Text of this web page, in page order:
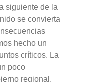
siguiente de la
se convierta
hecho un
críticos. La
poco
regional,